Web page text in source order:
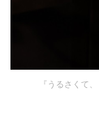
『うるさくて